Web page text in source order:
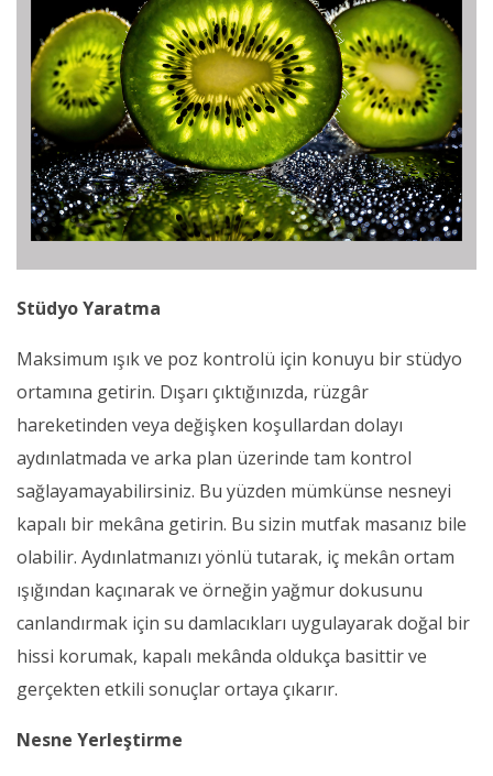
Stüdyo Yaratma
Maksimum ışık ve poz kontrolü için konuyu bir stüdyo
ortamına getirin. Dışarı çıktığınızda, rüzgâr
hareketinden veya değişken koşullardan dolayı
aydınlatmada ve arka plan üzerinde tam kontrol
sağlayamayabilirsiniz. Bu yüzden mümkünse nesneyi
kapalı bir mekâna getirin. Bu sizin mutfak masanız bile
olabilir. Aydınlatmanızı yönlü tutarak, iç mekân ortam
ışığından kaçınarak ve örneğin yağmur dokusunu
canlandırmak için su damlacıkları uygulayarak doğal bir
hissi korumak, kapalı mekânda oldukça basittir ve
gerçekten etkili sonuçlar ortaya çıkarır.
Nesne Yerleştirme